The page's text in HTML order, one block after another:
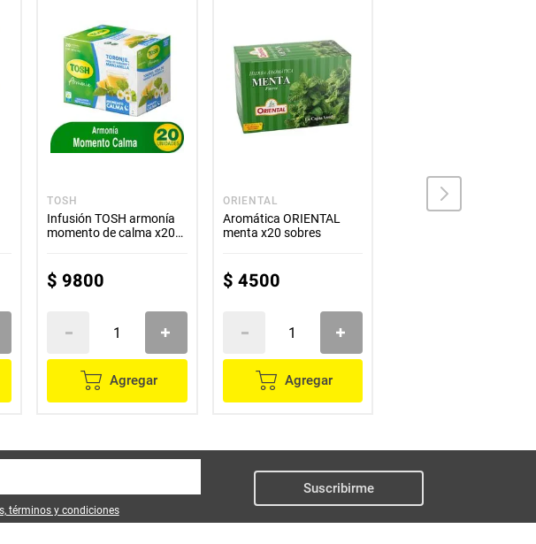
TOSH
Infusión TOSH armonía
momento de calma x20
$ 9800
Agregar
ORIENTAL
Aromática ORIENTAL
menta x20 sobres
$ 4500
Agregar
términos y condiciones
Suscribirme